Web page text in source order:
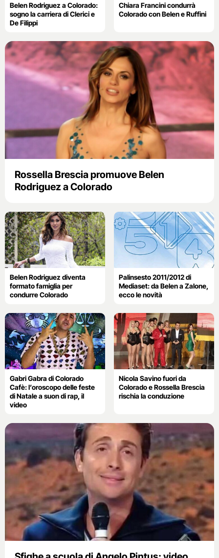
Belen Rodriguez a Colorado:
sogno la carriera di Clerici e
De Filippi
Chiara Francini condurrà
Colorado con Belen e Ruffini
Rossella Brescia promuove Belen
Rodriguez a Colorado
Belen Rodriguez diventa
formato famiglia per
condurre Colorado
Palinsesto 2011/2012 di
Mediaset: da Belen a Zalone,
ecco le novità
Gabri Gabra di Colorado
Cafè: l’oroscopo delle feste
di Natale a suon di rap, il
video
Nicola Savino fuori da
Colorado e Rossella Brescia
rischia la conduzione